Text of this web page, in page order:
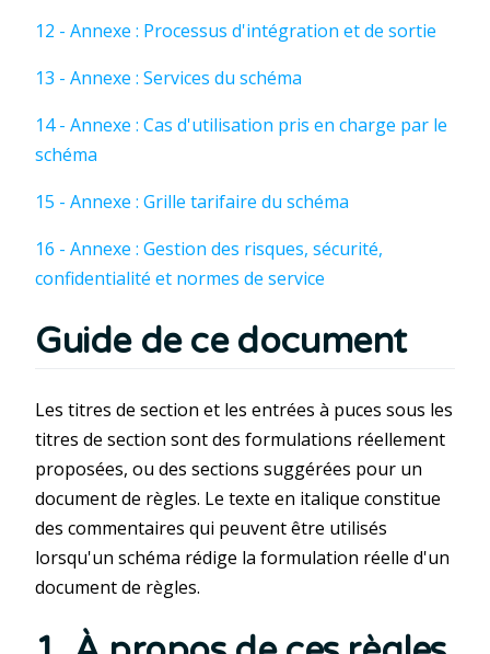
12 - Annexe : Processus d'intégration et de sortie
13 - Annexe : Services du schéma
14 - Annexe : Cas d'utilisation pris en charge par le
schéma
15 - Annexe : Grille tarifaire du schéma
16 - Annexe : Gestion des risques, sécurité,
confidentialité et normes de service
Guide de ce document
Les titres de section et les entrées à puces sous les
titres de section sont des formulations réellement
proposées, ou des sections suggérées pour un
document de règles. Le texte en italique constitue
des commentaires qui peuvent être utilisés
lorsqu'un schéma rédige la formulation réelle d'un
document de règles.